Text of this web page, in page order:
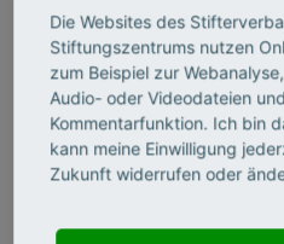
Die Mathematikerin Kristina
bei der Initiative Wirkung hoch
Gespräch darüber, wie Schulen
von der digitalen Revolution bis
und warum sie darin eine enge
Stifterverbands-Initiative sieht.
Die Websites des
Stiftungszentrums nutzen
zum Beispiel zur
Audio- oder Videodateien
Kommentarfunktion. Ich bin
kann meine Einwilligung
Zukunft widerrufen oder